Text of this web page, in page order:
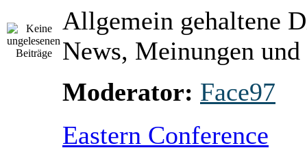
Allgemein gehaltene
News, Meinungen und
Moderator: Face97
Eastern Conference